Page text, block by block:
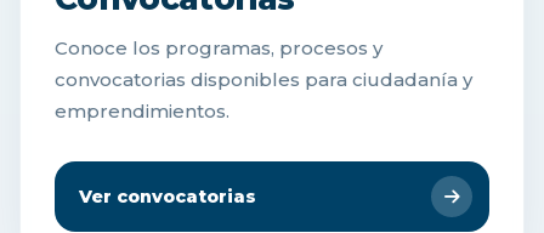
Conoce los programas, procesos y
convocatorias disponibles para ciudadanía y
emprendimientos.
Ver convocatorias